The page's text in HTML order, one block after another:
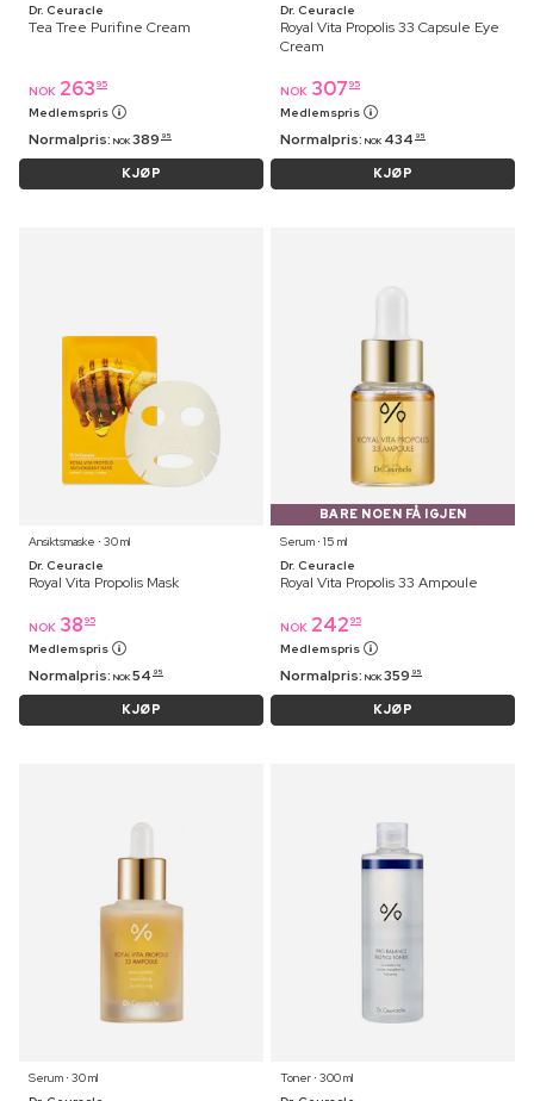
Dr. Ceuracle
Tea Tree Purifine Cream
NOK 263 95
Medlemspris
Normalpris: NOK 389 95
KJØP
Dr. Ceuracle
Royal Vita Propolis 33 Capsule Eye
Cream
NOK 307 95
Medlemspris
Normalpris: NOK 434 95
KJØP
Ansiktsmaske ⋅ 30 ml
Dr. Ceuracle
Royal Vita Propolis Mask
NOK 38 95
Medlemspris
Normalpris: NOK 54 95
KJØP
BARE NOEN FÅ IGJEN
Serum ⋅ 15 ml
Dr. Ceuracle
Royal Vita Propolis 33 Ampoule
NOK 242 95
Medlemspris
Normalpris: NOK 359 95
KJØP
Serum ⋅ 30 ml
Toner ⋅ 300 ml